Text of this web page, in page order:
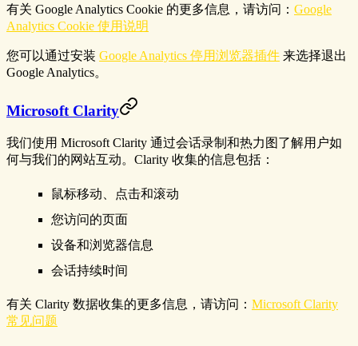
有关 Google Analytics Cookie 的更多信息，请访问： Google
Analytics Cookie 使用说明
您可以通过安装 Google Analytics 停用浏览器插件 来选择退出
Google Analytics。
Microsoft Clarity
我们使用 Microsoft Clarity 通过会话录制和热力图了解用户如
何与我们的网站互动。Clarity 收集的信息包括：
鼠标移动、点击和滚动
您访问的页面
设备和浏览器信息
会话持续时间
有关 Clarity 数据收集的更多信息，请访问： Microsoft Clarity
常见问题